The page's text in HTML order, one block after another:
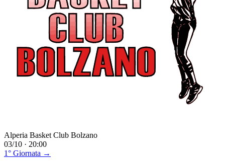
Alperia Basket Club Bolzano
03/10 · 20:00
1° Giornata →